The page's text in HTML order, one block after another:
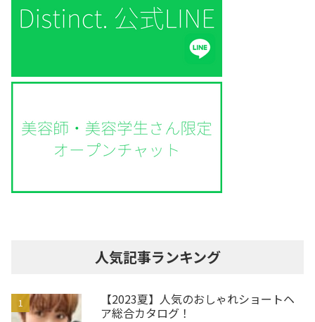
人気記事ランキング
【2023夏】人気のおしゃれショートヘ
ア総合カタログ！